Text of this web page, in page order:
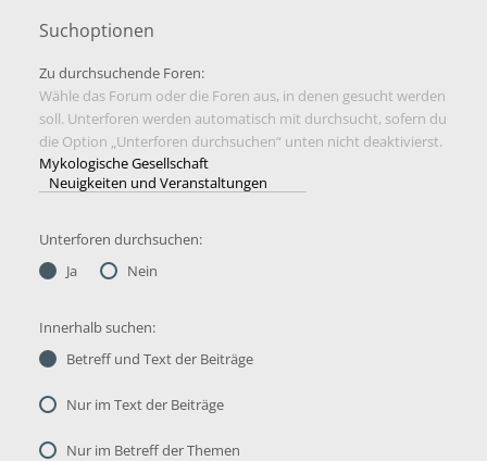
Suchoptionen
Zu durchsuchende Foren:
Wähle das Forum oder die Foren aus, in denen gesucht werden
soll. Unterforen werden automatisch mit durchsucht, sofern du
die Option „Unterforen durchsuchen“ unten nicht deaktivierst.
Unterforen durchsuchen:
Ja
Nein
Innerhalb suchen:
Betreff und Text der Beiträge
Nur im Text der Beiträge
Nur im Betreff der Themen